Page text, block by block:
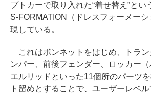
プトカーで取り入れた“着せ替え”と
S-FORMATION（ドレスフォーメー
現している。
これはボンネットをはじめ、トラン
ンパー、前後フェンダー、ロッカー
エルリッドといった11個所のパーツ
ト留めとすることで、ユーザーレベ